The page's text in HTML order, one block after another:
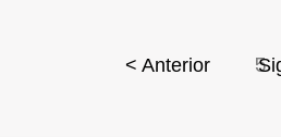
< Anterior 5